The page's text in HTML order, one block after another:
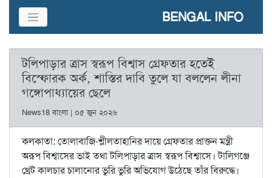
BENGAL INFO
টলিপাড়ার ত্রাস স্বরূপ বিশ্বাস গ্রেফতার হতেই
বিস্ফোরক অর্ক, শাস্তির দাবি তুলে যা বললেন লীনা
গঙ্গোপাধ্যায়ের ছেলে
News18 বাংলা | ০৫ জুন ২০২৬
কলকাতা: তোলাবাজি-শ্লীলতাহানির দায়ে গ্রেফতার প্রাক্তন মন্ত্রী
অরূপ বিশ্বাসের ভাই তথা টলিপাড়ার ত্রাস স্বরূপ বিশ্বাসে। টালিগঞ্জে
থ্রেট কালচার চালানোর ভুরি ভুরি অভিযোগ উঠেছে তাঁর বিরুদ্ধে।